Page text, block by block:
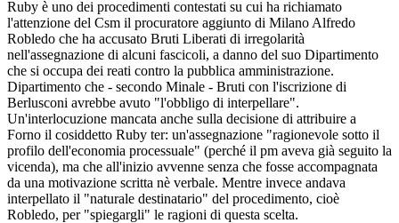
Ruby è uno dei procedimenti contestati su cui ha richiamato
l'attenzione del Csm il procuratore aggiunto di Milano Alfredo
Robledo che ha accusato Bruti Liberati di irregolarità
nell'assegnazione di alcuni fascicoli, a danno del suo Dipartimento
che si occupa dei reati contro la pubblica amministrazione.
Dipartimento che - secondo Minale - Bruti con l'iscrizione di
Berlusconi avrebbe avuto "l'obbligo di interpellare".
Un'interlocuzione mancata anche sulla decisione di attribuire a
Forno il cosiddetto Ruby ter: un'assegnazione "ragionevole sotto il
profilo dell'economia processuale" (perché il pm aveva già seguito la
vicenda), ma che all'inizio avvenne senza che fosse accompagnata
da una motivazione scritta nè verbale. Mentre invece andava
interpellato il "naturale destinatario" del procedimento, cioè
Robledo, per "spiegargli" le ragioni di questa scelta.